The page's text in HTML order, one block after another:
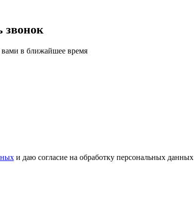
звонок
в ближайшее время
и даю согласие на обработку персональных данных